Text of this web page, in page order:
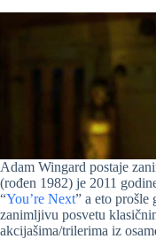
Adam Wingard postaje
(rođen 1982) je 2011
“You’re Next” a eto prošle
zanimljivu posvetu
akcijašima/trilerima iz